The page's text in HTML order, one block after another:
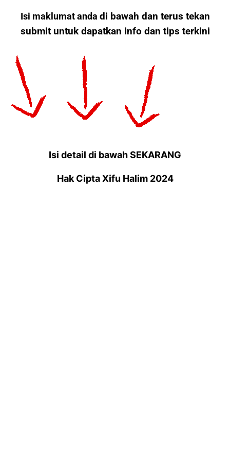
Isi maklumat anda di bawah dan terus tekan
submituntuk dapatkan info dan tips terkini
Isi detail di bawah SEKARANG
Hak Cipta Xifu Halim 2024